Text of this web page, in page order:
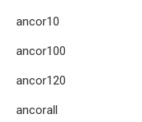
ancor10
ancor100
ancor120
ancorall